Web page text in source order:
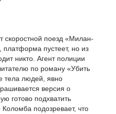
скоростной поезд «Милан-
пустеет, но из
никто. Агент полиции
по роману «Убить
тела людей, явно
версия о
готово подхватить
подозревает, что